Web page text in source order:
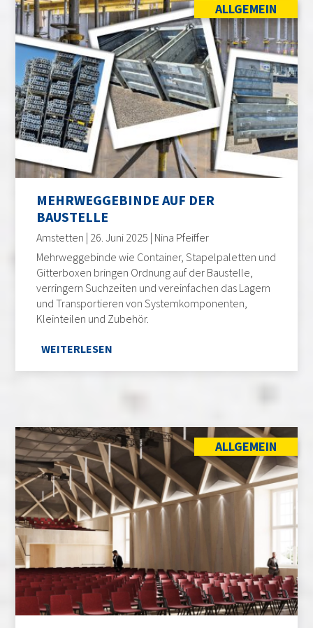
ALLGEMEIN
MEHRWEGGEBINDE AUF DER
BAUSTELLE
Amstetten | 26. Juni 2025 | Nina Pfeiffer
Mehrweggebinde wie Container, Stapelpaletten und
Gitterboxen bringen Ordnung auf der Baustelle,
verringern Suchzeiten und vereinfachen das Lagern
und Transportieren von Systemkomponenten,
Kleinteilen und Zubehör.
WEITERLESEN
ALLGEMEIN